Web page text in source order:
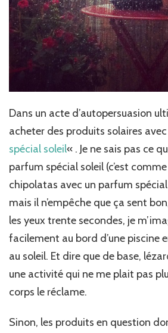
Dans un acte d’autopersuasion
acheter des produits solaires
spécial soleil« . Je ne sais pas ce
parfum spécial soleil (c’est
chipolatas avec un parfum
mais il n’empêche que ça sent
les yeux trente secondes, je
facilement au bord d’une piscine
au soleil. Et dire que de base,
une activité qui ne me plait pas
corps le réclame.
Sinon, les produits en question